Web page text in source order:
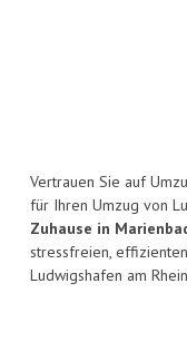
Vertrauen Sie auf
für Ihren Umzug von
Zuhause in
stressfreien,
Ludwigshafen am